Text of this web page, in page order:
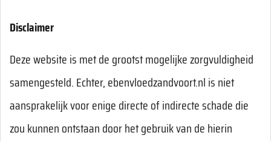
Disclaimer
Deze website is met de grootst mogelijke zorgvuldigheid
samengesteld. Echter, ebenvloedzandvoort.nl is niet
aansprakelijk voor enige directe of indirecte schade die
zou kunnen ontstaan door het gebruik van de hierin